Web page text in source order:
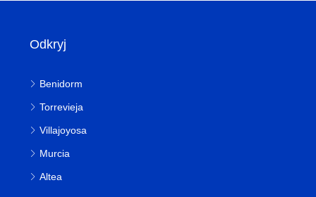
Odkryj
Benidorm
Torrevieja
Villajoyosa
Murcia
Altea